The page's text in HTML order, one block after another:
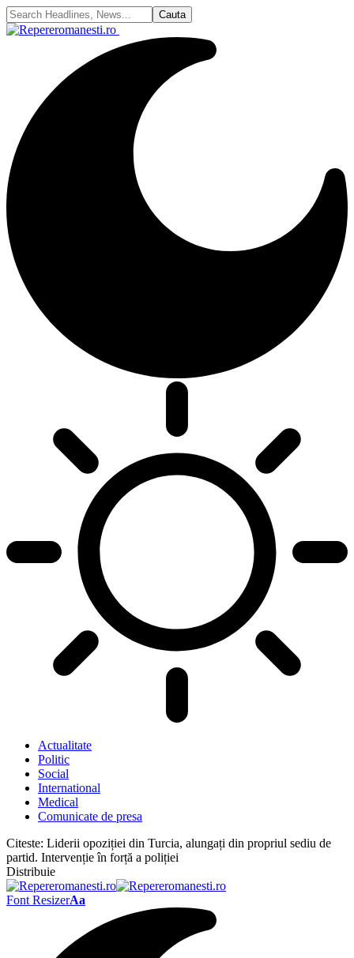
Actualitate
Politic
Social
International
Medical
Comunicate de presa
Citeste: Liderii opoziției din Turcia, alungați din propriul sediu de
partid. Intervenție în forță a poliției
Distribuie
Font ResizerAa